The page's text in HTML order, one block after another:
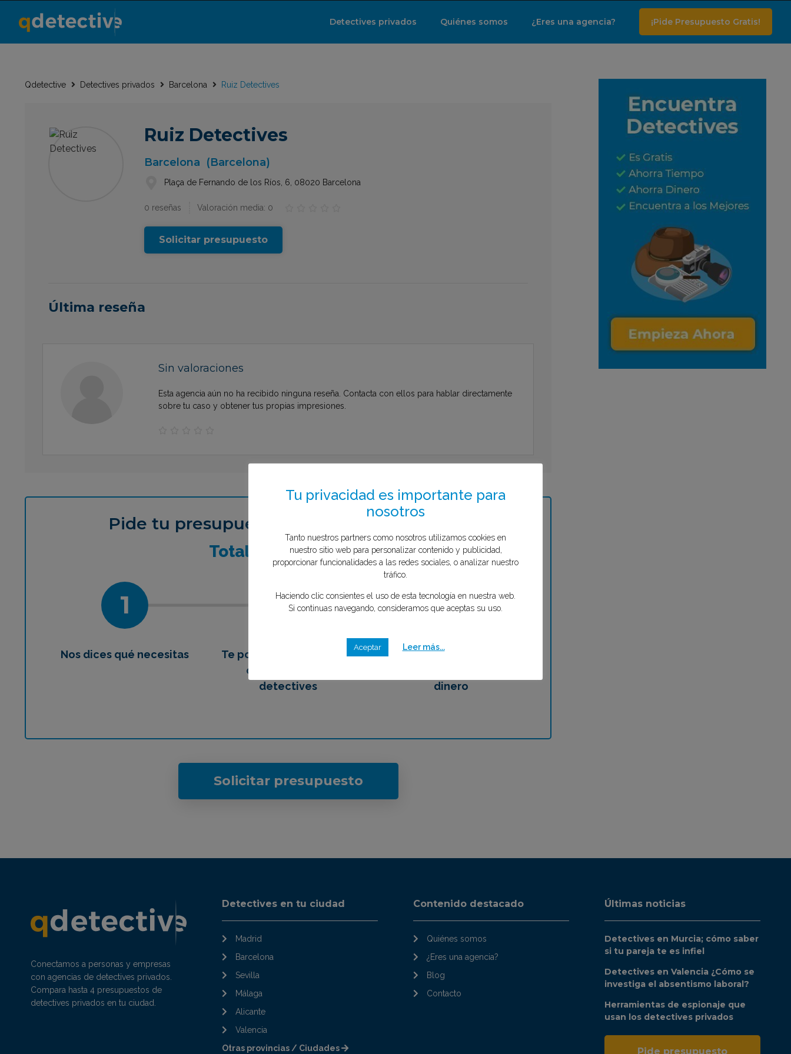
Detectives privados Quiénes somos ¿Eres una agencia? ¡Pide Presupuesto Gratis!
Qdetective Detectives privados Barcelona Ruiz Detectives
Ruiz Detectives
Barcelona (Barcelona)
Plaça de Fernando de los Ríos, 6, 08020 Barcelona
0 reseñas Valoración media: 0
Solicitar presupuesto
Última reseña
Sin valoraciones
Esta agencia aún no ha recibido ninguna reseña. Contacta con ellos para hablar directamente
sobre tu caso y obtener tus propias impresiones.
Pide tu presupuesto el menos de 1 minuto
Totalmente GRATIS
1 2 3
Nos dices qué necesitas
Te ponemos en contacto
con los mejores
detectives
Eliges tu mejor opción,
dinero
Solicitar presupuesto
Conectamos a personas y empresas
con agencias de detectives privados.
Compara hasta 4 presupuestos de
detectives privados en tu ciudad.
Detectives en tu ciudad
Madrid
Barcelona
Sevilla
Málaga
Alicante
Valencia
Otras provincias / Ciudades
Contenido destacado
Quiénes somos
¿Eres una agencia?
Blog
Contacto
Últimas noticias
Detectives en Murcia; cómo saber
si tu pareja te es infiel
Detectives en Valencia ¿Cómo se
investiga el absentismo laboral?
Herramientas de espionaje que
usan los detectives privados
Pide presupuesto
Tu privacidad es importante para
nosotros
Tanto nuestros partners como nosotros utilizamos cookies en
proporcionar funcionalidades a las redes sociales, o analizar nuestro
tráfico.
Si continuas navegando, consideramos que aceptas su uso.
Leer más...
¿Qué tipo de caso quieres investigar?*